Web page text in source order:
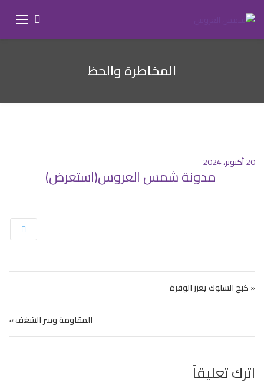
المخاطرة والحظ
20 أكتوبر، 2024
مدونة شمس العروس(استعرض)
تصفّح المقالات
« كبح السلوك يعزز الوفرة
المقاومة وسر الشغف »
اترك تعليقاً